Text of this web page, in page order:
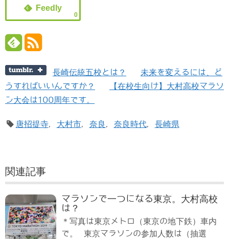
0
長崎伝統五校とは？
未来を変えるには、ど
うすればいいんですか？
【在校生向け】大村高校マラソ
ン大会は100周年です。
唐招提寺, 大村市, 奈良 , 奈良時代, 長崎県
関連記事
マラソンで一つになる東京。大村高校
は？
＊写真は東京メトロ（東京の地下鉄）車内
で。 東京マラソンの参加人数は（抽選